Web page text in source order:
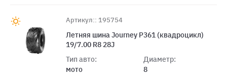
Артикул:: 195754
Летняя шина Journey P361 (квадроцикл)
19/7.00 R8 28J
Тип авто:
мото
Диаметр:
8